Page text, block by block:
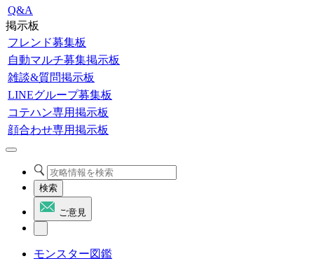
Q&A
掲示板
フレンド募集板
自動マルチ募集掲示板
雑談&質問掲示板
LINEグループ募集板
コテハン専用掲示板
顔合わせ専用掲示板
検索
ご意見
モンスター図鑑